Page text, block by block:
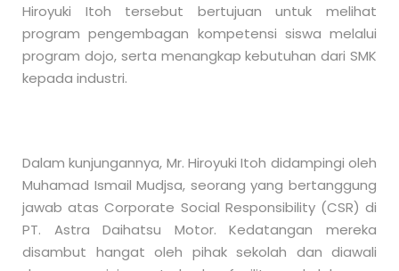
Hiroyuki Itoh tersebut bertujuan untuk melihat
program pengembagan kompetensi siswa melalui
program dojo, serta menangkap kebutuhan dari SMK
kepada industri.
Dalam kunjungannya, Mr. Hiroyuki Itoh didampingi oleh
Muhamad Ismail Mudjsa, seorang yang bertanggung
jawab atas Corporate Social Responsibility (CSR) di
PT. Astra Daihatsu Motor. Kedatangan mereka
disambut hangat oleh pihak sekolah dan diawali